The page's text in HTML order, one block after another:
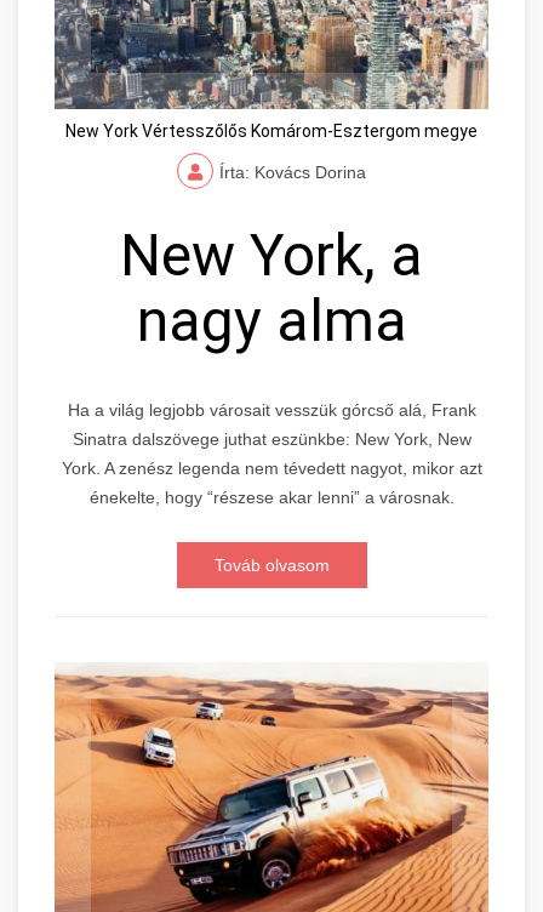
New York Vértesszőlős Komárom-Esztergom megye
Írta: Kovács Dorina
New York, a
nagy alma
Ha a világ legjobb városait vesszük górcső alá, Frank
Sinatra dalszövege juthat eszünkbe: New York, New
York. A zenész legenda nem tévedett nagyot, mikor azt
énekelte, hogy “részese akar lenni” a városnak.
Továb olvasom